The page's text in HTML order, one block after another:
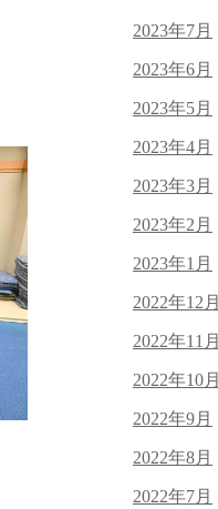
2023年7月
2023年6月
2023年5月
2023年4月
2023年3月
2023年2月
2023年1月
2022年12月
2022年11月
2022年10月
2022年9月
2022年8月
2022年7月